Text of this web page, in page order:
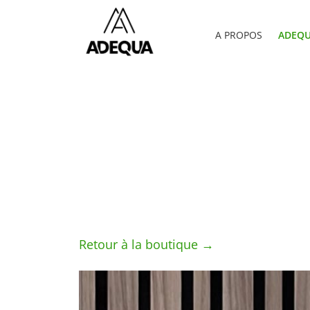
A PROPOS
Retour à la boutique →